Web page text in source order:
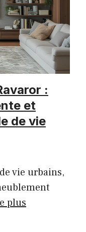
:
et
de vie
vie urbains,
plus